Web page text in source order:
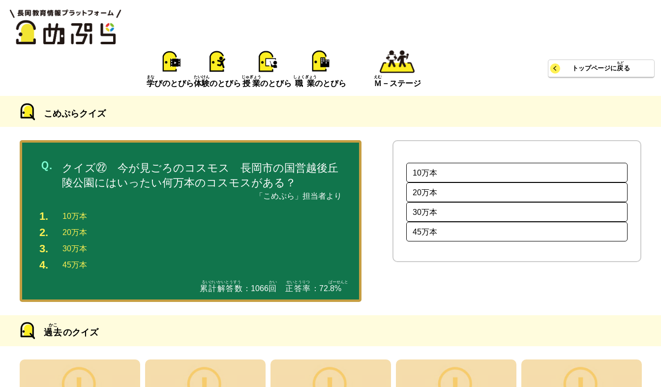
トップページに戻る
学
まな
びのとびら体験
たいけん
のとびら 授業
じゅぎょう
のとびら 職業
しょくぎょう
のとびら Ｍ
えむ
－ステージ
こめぷらクイズ
クイズ㉒ 今が見ごろのコスモス 長岡市の国営越後丘
陵公園にはいったい何万本のコスモスがある？
「こめぷら」担当者より
10万本
20万本
30万本
45万本
累計解答数 ： 1066回 正答率 ： 72.8%
10万本
20万本
30万本
45万本
過去のクイズ